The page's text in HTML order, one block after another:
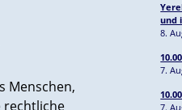
Menschen,
rechtliche
und
8.
7.
7.